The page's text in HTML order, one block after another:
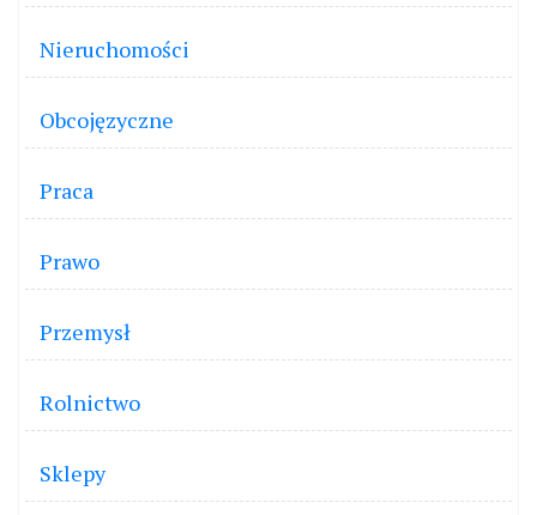
Nieruchomości
Obcojęzyczne
Praca
Prawo
Przemysł
Rolnictwo
Sklepy